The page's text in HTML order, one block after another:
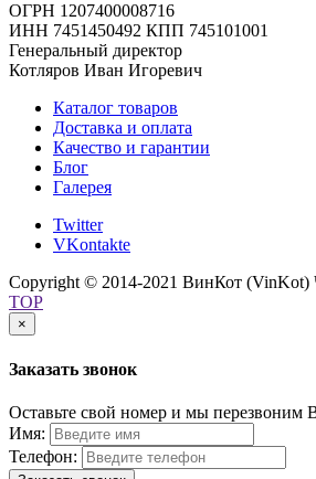
ОГРН 1207400008716
ИНН 7451450492 КПП 745101001
Генеральный директор
Котляров Иван Игоревич
Каталог товаров
Доставка и оплата
Качество и гарантии
Блог
Галерея
Twitter
VKontakte
Copyright © 2014-2021 ВинКот (VinKot)
TOP
×
Заказать звонок
Оставьте свой номер и мы перезвоним
Имя:
Телефон: